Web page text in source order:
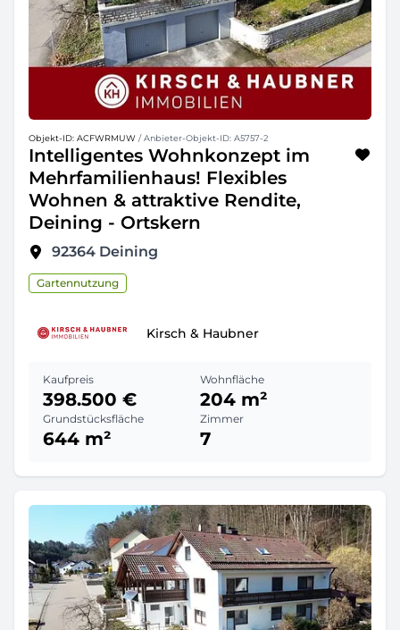
Objekt-ID: ACFWRMUW / Anbieter-Objekt-ID: A5757-2
Intelligentes Wohnkonzept im
Mehrfamilienhaus! Flexibles
Wohnen & attraktive Rendite,
Deining - Ortskern
92364 Deining
Gartennutzung
Kirsch & Haubner
Kaufpreis
398.500 €
Wohnfläche
204 m²
Grundstücksfläche
644 m²
Zimmer
7